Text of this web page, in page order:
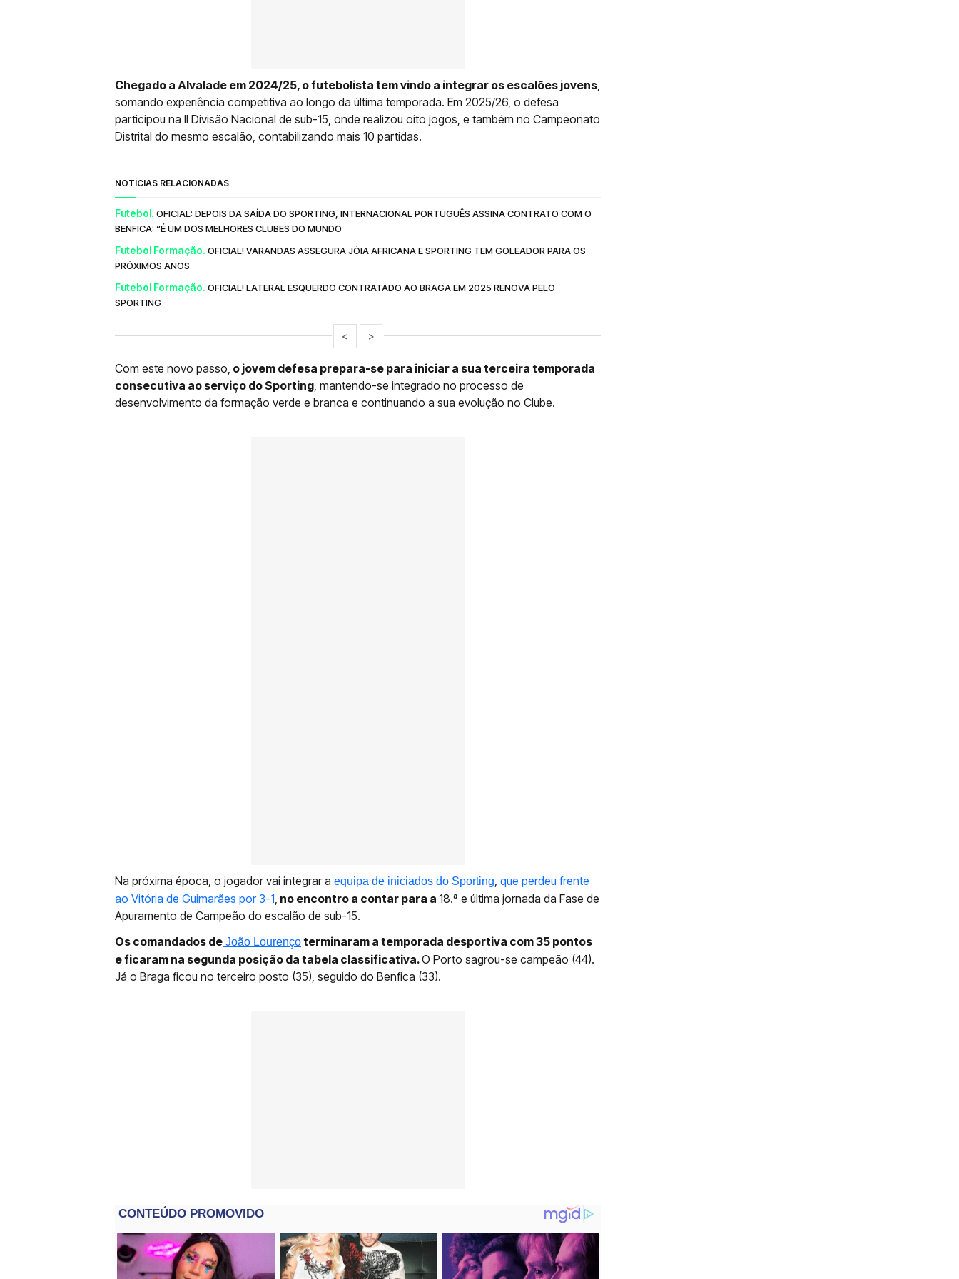
Chegado a Alvalade em 2024/25, o futebolista tem vindo a integrar os escalões jovens
somando experiência competitiva ao longo da última temporada. Em 2025/26, o defesa
participou na II Divisão Nacional de sub-15, onde realizou oito jogos, e também no Campeonato
Distrital do mesmo escalão, contabilizando mais 10 partidas.
NOTÍCIAS RELACIONADAS
Futebol. OFICIAL: DEPOIS DA SAÍDA DO SPORTING, INTERNACIONAL PORTUGUÊS ASSINA CONTRATO COM O
BENFICA: “É UM DOS MELHORES CLUBES DO MUNDO
Futebol Formação. OFICIAL! VARANDAS ASSEGURA JÓIA AFRICANA E SPORTING TEM GOLEADOR PARA OS
PRÓXIMOS ANOS
Futebol Formação. OFICIAL! LATERAL ESQUERDO CONTRATADO AO BRAGA EM 2025 RENOVA PELO
SPORTING
< >
Com este novo passo, o jovem defesa prepara-se para iniciar a sua terceira temporada
consecutiva ao serviço do Sporting , mantendo-se integrado no processo de
desenvolvimento da formação verde e branca e continuando a sua evolução no Clube.
Na próxima época, o jogador vai integrar a equipa de iniciados do Sporting que perdeu frente
ao Vitória de Guimarães por 3-1 no encontro a contar para a 18.ª e última jornada da Fase de
Apuramento de Campeão do escalão de sub-15.
Os comandados de João Lourençoterminaram a temporada desportiva com 35 pontos
e ficaram na segunda posição da tabela classificativa.O Porto sagrou-se campeão (44).
Já o Braga ficou no terceiro posto (35), seguido do Benfica (33).